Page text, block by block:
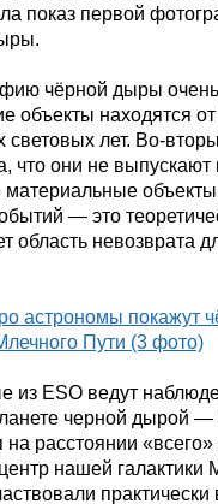
показ первой
чёрной дыры
объекты находятся
световых лет. Во-
что они не выпускают
материальные
— это
область невозврата
из ESO ведут
черной дырой
на расстоянии
нашей галактики